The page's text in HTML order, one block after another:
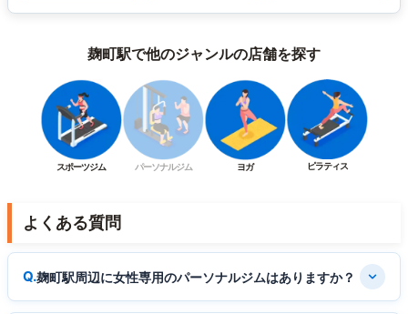
麹町駅で他のジャンルの店舗を探す
スポーツジム パーソナルジム ヨガ ピラティス
よくある質問
麹町駅周辺に女性専用のパーソナルジムはありますか？